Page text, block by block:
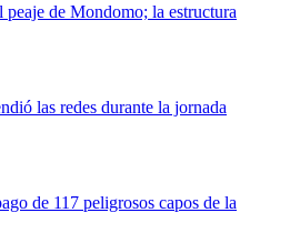
de Mondomo; la estructura
las redes durante la jornada
de 117 peligrosos capos de la